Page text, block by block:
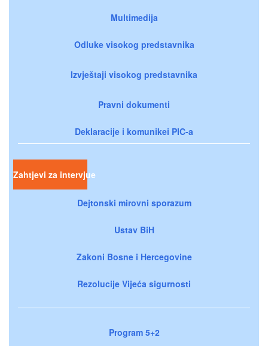
Multimedija
Odluke visokog predstavnika
Izvještaji visokog predstavnika
Pravni dokumenti
Deklaracije i komunikei PIC-a
Zahtjevi za intervjue
Dejtonski mirovni sporazum
Ustav BiH
Zakoni Bosne i Hercegovine
Rezolucije Vijeća sigurnosti
Program 5+2